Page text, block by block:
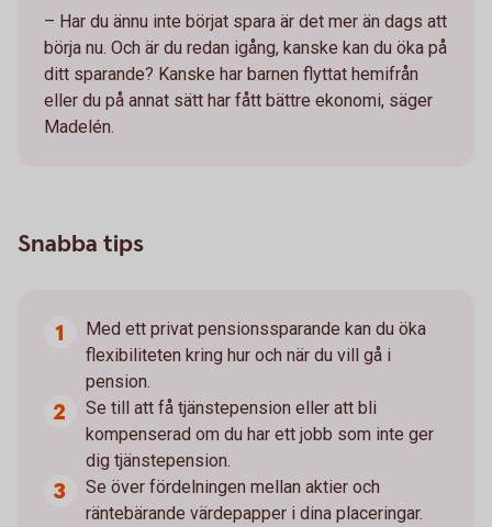
– Har du ännu inte börjat spara är det mer än dags att
börja nu. Och är du redan igång, kanske kan du öka på
ditt sparande? Kanske har barnen flyttat hemifrån
eller du på annat sätt har fått bättre ekonomi, säger
Madelén.
Snabba tips
Med ett privat pensionssparande kan du öka
flexibiliteten kring hur och när du vill gå i
pension.
Se till att få tjänstepension eller att bli
kompenserad om du har ett jobb som inte ger
dig tjänstepension.
Se över fördelningen mellan aktier och
räntebärande värdepapper i dina placeringar.